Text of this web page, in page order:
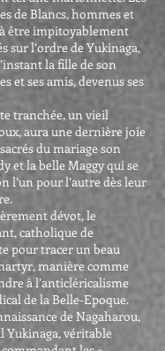
de Blancs, hommes et
être impitoyablement
sur l’ordre de Yukinaga,
la fille de son
et ses amis, devenus ses
tranchée, un vieil
aura une dernière joie
du mariage son
et la belle Maggy qui se
l’un pour l’autre dès leur
dévot, le
catholique de
pour tracer un beau
manière comme
à l’anticléricalisme
de la Belle-Epoque.
de Nagaharou,
Yukinaga, véritable